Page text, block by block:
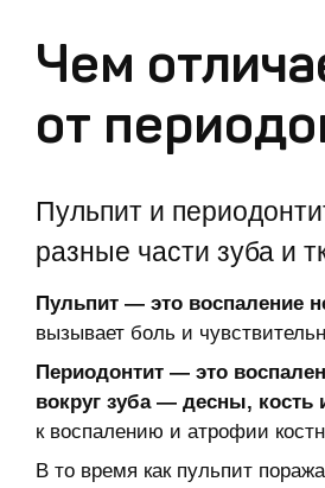
Чем
от
Пульпит и
разные части зуба и
Пульпит — это воспаление
вызывает боль и
Периодонтит — это
вокруг зуба — десны, кость
к воспалению и атрофии
В то время как пульпит